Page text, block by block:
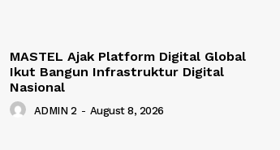
MASTEL Ajak Platform Digital Global
Ikut Bangun Infrastruktur Digital
Nasional
ADMIN 2 - August 8, 2026